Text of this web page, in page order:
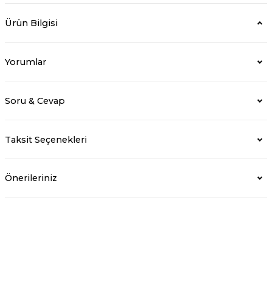
Ürün Bilgisi
Yorumlar
Soru & Cevap
Taksit Seçenekleri
Önerileriniz